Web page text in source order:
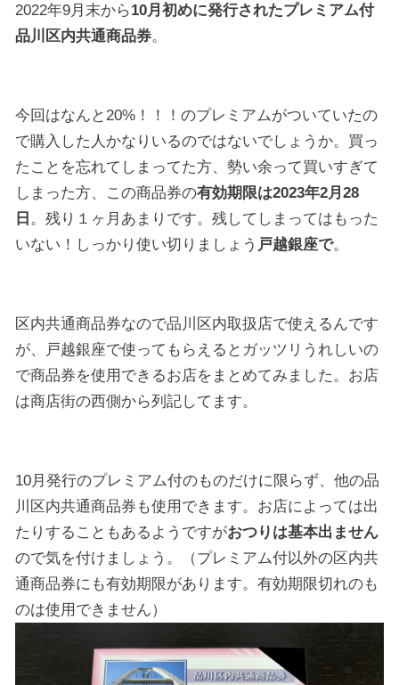
2022年9月末から10月初めに発行されたプレミアム付
品川区内共通商品券。
今回はなんと20%！！！のプレミアムがついていたの
で購入した人かなりいるのではないでしょうか。買っ
たことを忘れてしまってた方、勢い余って買いすぎて
しまった方、この商品券の有効期限は2023年2月28
日 。残り１ヶ月あまりです。残してしまってはもった
いない！しっかり使い切りましょう 戸越銀座で。
区内共通商品券なので品川区内取扱店で使えるんです
が、戸越銀座で使ってもらえるとガッツリうれしいの
で商品券を使用できるお店をまとめてみました。お店
は商店街の西側から列記してます。
10月発行のプレミアム付のものだけに限らず、他の品
川区内共通商品券も使用できます。お店によっては出
たりすることもあるようですがおつりは基本出ません
ので気を付けましょう。（プレミアム付以外の区内共
通商品券にも有効期限があります。有効期限切れのも
のは使用できません）